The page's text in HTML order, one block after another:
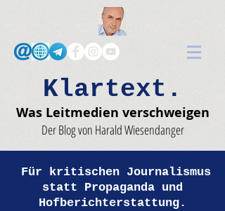
Klartext.
Was Leitmedien verschweigen
Der Blog von Harald Wiesendanger
Für kritischen Journalismus
statt Propaganda und
Hofberichterstattung.